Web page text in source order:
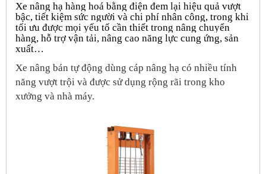
Xe nâng hạ hàng hoá bằng điện đem lại hiệu quả vượt
bậc, tiết kiệm sức người và chi phí nhân công, trong khi
tối ưu được mọi yếu tố cần thiết trong nâng chuyển
hàng, hỗ trợ vận tải, nâng cao năng lực cung ứng, sản
xuất…
Xe nâng bán tự động dùng cáp nâng hạ có nhiều tính
năng vượt trội và được sử dụng rộng rãi trong kho
xưởng và nhà máy.